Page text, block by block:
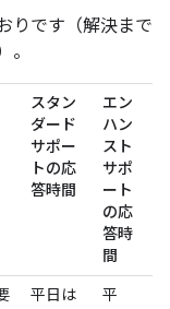
りです（解決まで
スタン
ダード
サポー
トの応
答時間
エン
ハン
スト
サポ
ート
の応
答時
間
平日は
平